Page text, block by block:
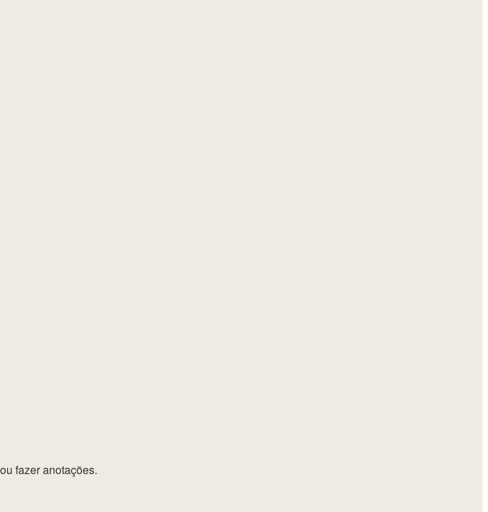
fazer anotações.